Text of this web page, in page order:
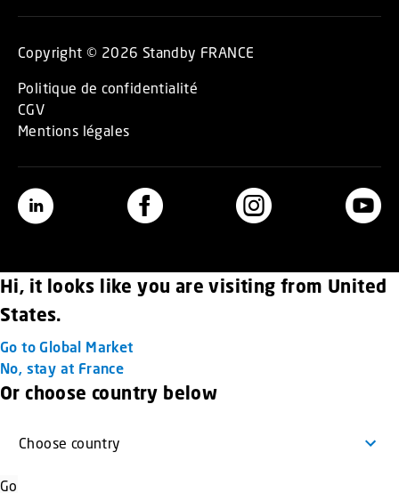
Copyright © 2026 Standby FRANCE
Politique de confidentialité
CGV
Mentions légales
Hi, it looks like you are visiting from United
States.
Go to Global Market
No, stay at France
Or choose country below